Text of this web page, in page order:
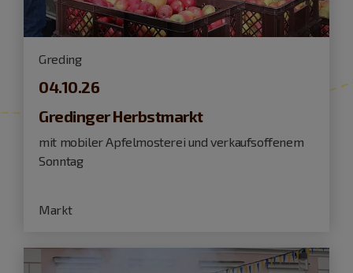
Greding
04.10.26
Gredinger Herbstmarkt
mit mobiler Apfelmosterei und verkaufsoffenem
Sonntag
Markt